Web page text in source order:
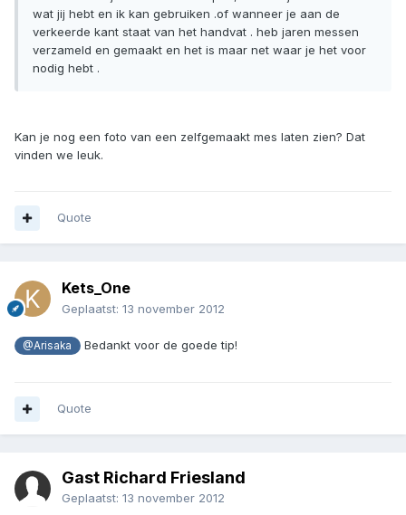
wat jij hebt en ik kan gebruiken .of wanneer je aan de
verkeerde kant staat van het handvat . heb jaren messen
verzameld en gemaakt en het is maar net waar je het voor
nodig hebt .
Kan je nog een foto van een zelfgemaakt mes laten zien? Dat
vinden we leuk.
Quote
Kets_One
Geplaatst: 13 november 2012
@Arisaka Bedankt voor de goede tip!
Quote
Gast Richard Friesland
Geplaatst: 13 november 2012